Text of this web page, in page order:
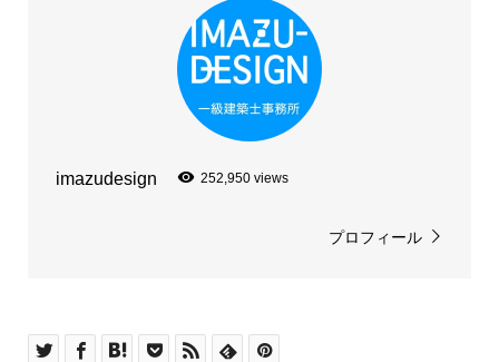
imazudesign 252,950 views
プロフィール